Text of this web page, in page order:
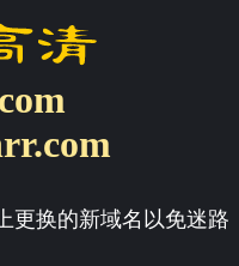
更换的新域名以免迷路